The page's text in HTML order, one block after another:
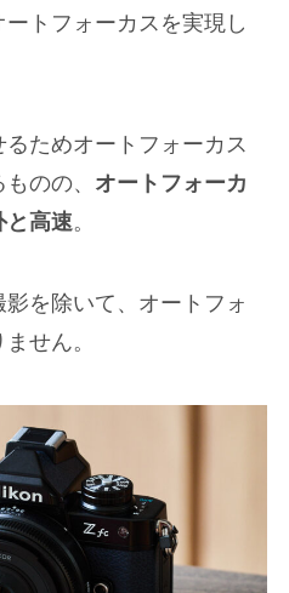
トフォーカスを実現し
ためオートフォーカス
のの、 オートフォーカ
と高速。
を除いて、オートフォ
せん。